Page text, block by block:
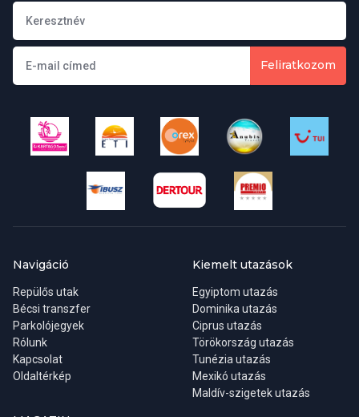
Feliratkozom
Navigáció
Repülős utak
Bécsi transzfer
Parkolójegyek
Rólunk
Kapcsolat
Oldaltérkép
Kiemelt utazások
Egyiptom utazás
Dominika utazás
Ciprus utazás
Törökország utazás
Tunézia utazás
Mexikó utazás
Maldív-szigetek utazás